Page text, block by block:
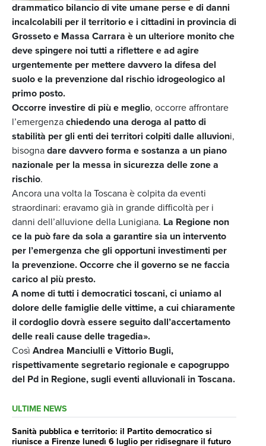
drammatico bilancio di vite umane perse e di danni
incalcolabili per il territorio e i cittadini in provincia di
Grosseto e Massa Carrara è un ulteriore monito che
deve spingere noi tutti a riflettere e ad agire
urgentemente per mettere davvero la difesa del
suolo e la prevenzione dal rischio idrogeologico al
primo posto.
Occorre investire di più e meglio, occorre affrontare
l’emergenzachiedendo una deroga al patto di
stabilità per gli enti dei territori colpiti dalle alluvioni,
bisognadare davvero forma e sostanza a un piano
nazionale per la messa in sicurezza delle zone a
rischio.
Ancora una volta la Toscana è colpita da eventi
straordinari: eravamo già in grande difficoltà per i
danni dell’alluvione della Lunigiana. La Regione non
ce la può fare da sola a garantire sia un intervento
per l’emergenza che gli opportuni investimenti per
la prevenzione. Occorre che il governo se ne faccia
carico al più presto.
A nome di tutti i democratici toscani, ci uniamo al
dolore delle famiglie delle vittime, a cui chiaramente
il cordoglio dovrà essere seguito dall’accertamento
delle reali cause delle tragedia».
Così Andrea Manciulli e Vittorio Bugli,
rispettivamente segretario regionale e capogruppo
del Pd in Regione, sugli eventi alluvionali in Toscana.
ULTIME NEWS
Sanità pubblica e territorio: il Partito democratico si
riunisce a Firenze lunedì 6 luglio per ridisegnare il futuro